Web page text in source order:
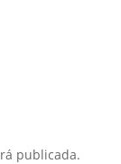
publicada.